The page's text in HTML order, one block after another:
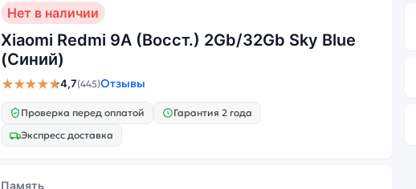
Нет в наличии
Xiaomi Redmi 9A (Восст.) 2Gb/32Gb Sky Blue
(Синий)
★★★★★4,7(445)Отзывы
Проверка перед оплатой
Гарантия 2 года
Экспресс доставка
Память